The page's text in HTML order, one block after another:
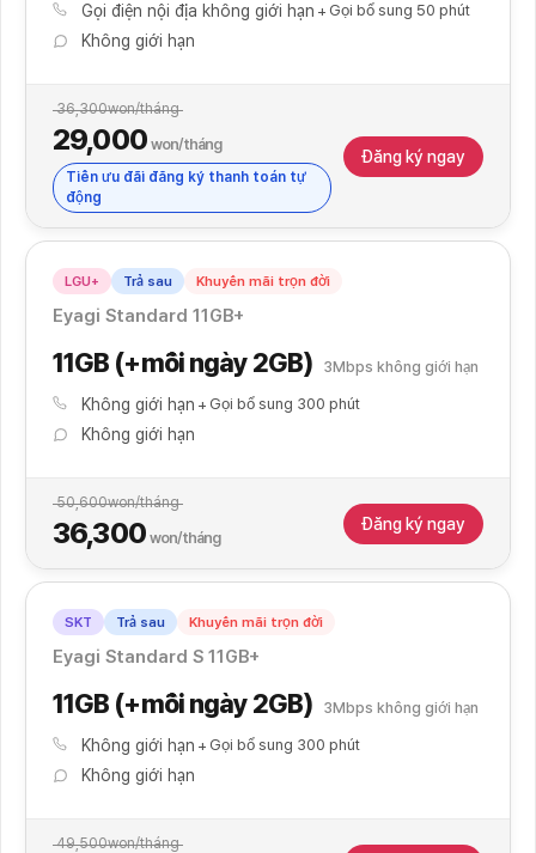
Gọi điện nội địa không giới hạn Gọi bổ sung 50 phút
Không giới hạn
36,300won/tháng
29,000 won/tháng
Tiền ưu đãi đăng ký thanh toán tự
động
Đăng ký ngay
LGU+ Trả sau Khuyến mãi trọn đời
Eyagi Standard 11GB+
11GB (+mỗi ngày 2GB) 3Mbps không giới hạn
Không giới hạn Gọi bổ sung 300 phút
Không giới hạn
50,600won/tháng
36,300 won/tháng
Đăng ký ngay
SKT Trả sau Khuyến mãi trọn đời
Eyagi Standard S 11GB+
11GB (+mỗi ngày 2GB) 3Mbps không giới hạn
Không giới hạn Gọi bổ sung 300 phút
Không giới hạn
49,500won/tháng